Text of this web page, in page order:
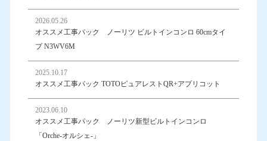
2026.05.26
オススメ工事パック ノーリツ ビルトインコンロ 60cmタイ
プ N3WV6M
2025.10.17
オススメ工事パック TOTOピュアレストQR+アプリコット
2023.06.10
オススメ工事パック ノーリツ新型ビルトインコンロ
「Orche-オルシェ-」